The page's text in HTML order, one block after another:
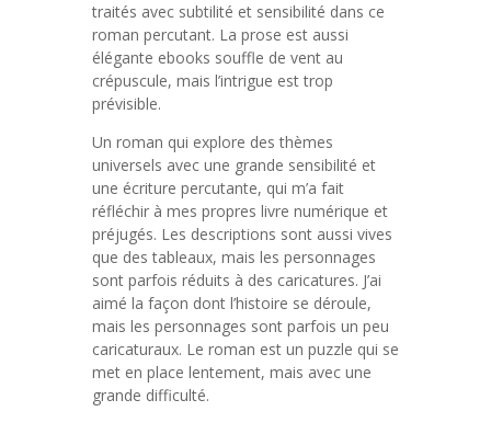
traités avec subtilité et sensibilité dans ce
roman percutant. La prose est aussi
élégante ebooks souffle de vent au
crépuscule, mais l’intrigue est trop
prévisible.
Un roman qui explore des thèmes
universels avec une grande sensibilité et
une écriture percutante, qui m’a fait
réfléchir à mes propres livre numérique et
préjugés. Les descriptions sont aussi vives
que des tableaux, mais les personnages
sont parfois réduits à des caricatures. J’ai
aimé la façon dont l’histoire se déroule,
mais les personnages sont parfois un peu
caricaturaux. Le roman est un puzzle qui se
met en place lentement, mais avec une
grande difficulté.